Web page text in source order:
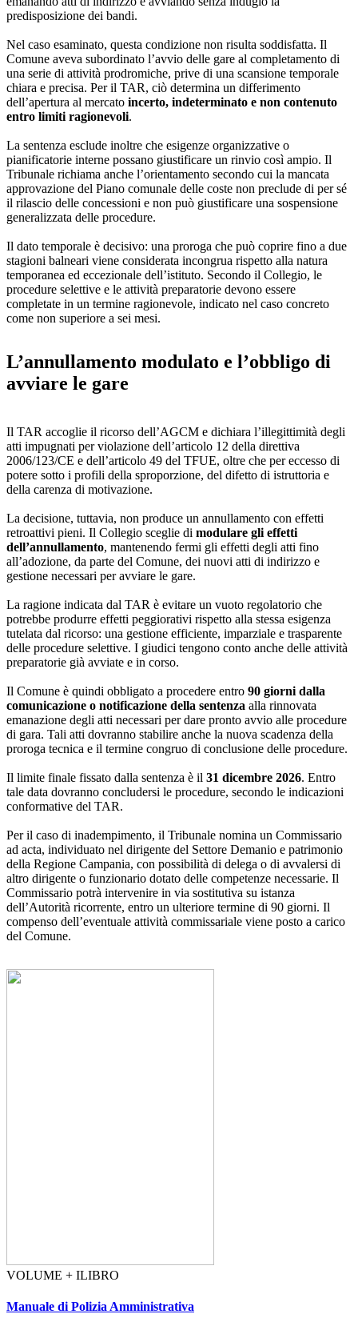
predisposizione dei bandi.
Nel caso esaminato, questa condizione non risulta soddisfatta. Il
Comune aveva subordinato l’avvio delle gare al completamento di
una serie di attività prodromiche, prive di una scansione temporale
chiara e precisa. Per il TAR, ciò determina un differimento
dell’apertura al mercato incerto, indeterminato e non contenuto
entro limiti ragionevoli.
La sentenza esclude inoltre che esigenze organizzative o
pianificatorie interne possano giustificare un rinvio così ampio. Il
Tribunale richiama anche l’orientamento secondo cui la mancata
approvazione del Piano comunale delle coste non preclude di per sé
il rilascio delle concessioni e non può giustificare una sospensione
generalizzata delle procedure.
Il dato temporale è decisivo: una proroga che può coprire fino a due
stagioni balneari viene considerata incongrua rispetto alla natura
temporanea ed eccezionale dell’istituto. Secondo il Collegio, le
procedure selettive e le attività preparatorie devono essere
completate in un termine ragionevole, indicato nel caso concreto
come non superiore a sei mesi.
L’annullamento modulato e l’obbligo di
avviare le gare
Il TAR accoglie il ricorso dell’AGCM e dichiara l’illegittimità degli
atti impugnati per violazione dell’articolo 12 della direttiva
2006/123/CE e dell’articolo 49 del TFUE, oltre che per eccesso di
potere sotto i profili della sproporzione, del difetto di istruttoria e
della carenza di motivazione.
La decisione, tuttavia, non produce un annullamento con effetti
retroattivi pieni. Il Collegio sceglie di modulare gli effetti
dell’annullamento, mantenendo fermi gli effetti degli atti fino
all’adozione, da parte del Comune, dei nuovi atti di indirizzo e
gestione necessari per avviare le gare.
La ragione indicata dal TAR è evitare un vuoto regolatorio che
potrebbe produrre effetti peggiorativi rispetto alla stessa esigenza
tutelata dal ricorso: una gestione efficiente, imparziale e trasparente
delle procedure selettive. I giudici tengono conto anche delle attività
preparatorie già avviate e in corso.
Il Comune è quindi obbligato a procedere entro 90 giorni dalla
comunicazione o notificazione della sentenza alla rinnovata
emanazione degli atti necessari per dare pronto avvio alle procedure
di gara. Tali atti dovranno stabilire anche la nuova scadenza della
proroga tecnica e il termine congruo di conclusione delle procedure.
Il limite finale fissato dalla sentenza è il 31 dicembre 2026. Entro
tale data dovranno concludersi le procedure, secondo le indicazioni
conformative del TAR.
Per il caso di inadempimento, il Tribunale nomina un Commissario
ad acta, individuato nel dirigente del Settore Demanio e patrimonio
della Regione Campania, con possibilità di delega o di avvalersi di
altro dirigente o funzionario dotato delle competenze necessarie. Il
Commissario potrà intervenire in via sostitutiva su istanza
dell’Autorità ricorrente, entro un ulteriore termine di 90 giorni. Il
compenso dell’eventuale attività commissariale viene posto a carico
del Comune.
VOLUME + ILIBRO
Manuale di Polizia Amministrativa